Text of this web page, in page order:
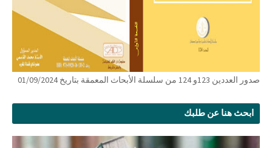
صدور العددين 123و 124 من سلسلة الأبحاث المعمقة بتاريخ 01/09/2024
ابحث هنا عن طلبك